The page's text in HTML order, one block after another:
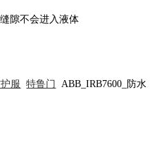
隙不会进入液体
服 特鲁门 ABB_IRB7600_防水